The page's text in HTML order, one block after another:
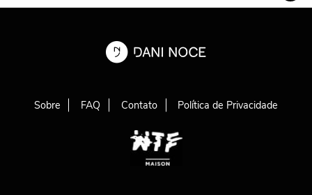
Sobre FAQ Contato Política de Privacidade